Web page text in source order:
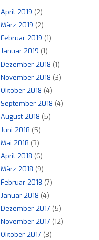
April 2019 (2)
März 2019 (2)
Februar 2019 (1)
Januar 2019 (1)
Dezember 2018 (1)
November 2018 (3)
Oktober 2018 (4)
September 2018 (4)
August 2018 (5)
Juni 2018 (5)
Mai 2018 (3)
April 2018 (6)
März 2018 (9)
Februar 2018 (7)
Januar 2018 (4)
Dezember 2017 (5)
November 2017 (12)
Oktober 2017 (3)